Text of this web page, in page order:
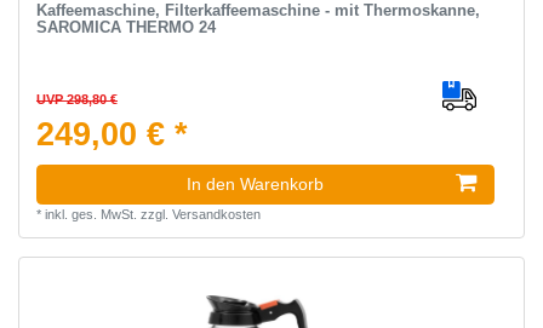
Kaffeemaschine, Filterkaffeemaschine - mit Thermoskanne,
SAROMICA THERMO 24
UVP 298,80 €
249,00 € *
In den Warenkorb
* inkl. ges. MwSt. zzgl. Versandkosten